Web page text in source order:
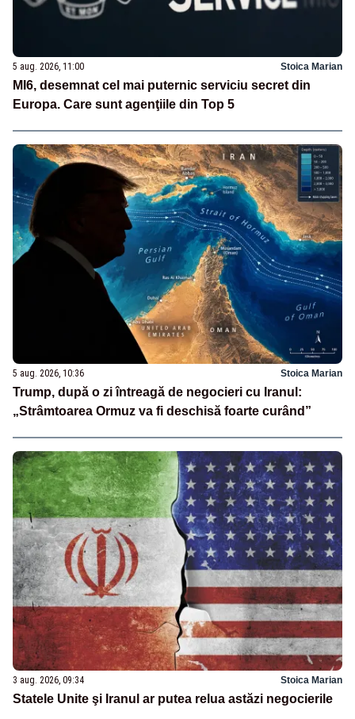
5 aug. 2026, 11:00 Stoica Marian
MI6, desemnat cel mai puternic serviciu secret din
Europa. Care sunt agenţiile din Top 5
5 aug. 2026, 10:36 Stoica Marian
Trump, după o zi întreagă de negocieri cu Iranul:
„Strâmtoarea Ormuz va fi deschisă foarte curând”
3 aug. 2026, 09:34 Stoica Marian
Statele Unite şi Iranul ar putea relua astăzi negocierile